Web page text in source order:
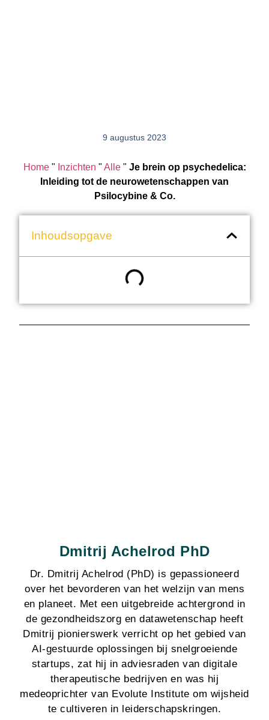
9 augustus 2023
Home" Inzichten " Alle" Je brein op psychedelica:
Inleiding tot de neurowetenschappen van
Psilocybine & Co.
Inhoudsopgave
Dmitrij Achelrod PhD
Dr. Dmitrij Achelrod (PhD) is gepassioneerd
over het bevorderen van het welzijn van mens
en planeet. Met een uitgebreide achtergrond in
de gezondheidszorg en datawetenschap heeft
Dmitrij pionierswerk verricht op het gebied van
AI-gestuurde oplossingen bij snelgroeiende
startups, zat hij in adviesraden van digitale
therapeutische bedrijven en was hij
medeoprichter van Evolute Institute om wijsheid
te cultiveren in leiderschapskringen.